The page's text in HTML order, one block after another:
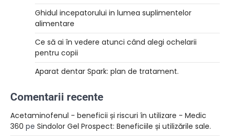
Ghidul incepatorului in lumea suplimentelor
alimentare
Ce să ai în vedere atunci când alegi ochelarii
pentru copii
Aparat dentar Spark: plan de tratament.
Comentarii recente
Acetaminofenul - beneficii și riscuri în utilizare - Medic
360 pe Sindolor Gel Prospect: Beneficiile și utilizările sale.